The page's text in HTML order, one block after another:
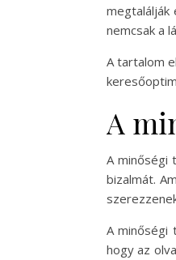
megtalálják
nemcsak a
A tartalom
A
A minőségi
bizalmát.
A minőségi
hogy az